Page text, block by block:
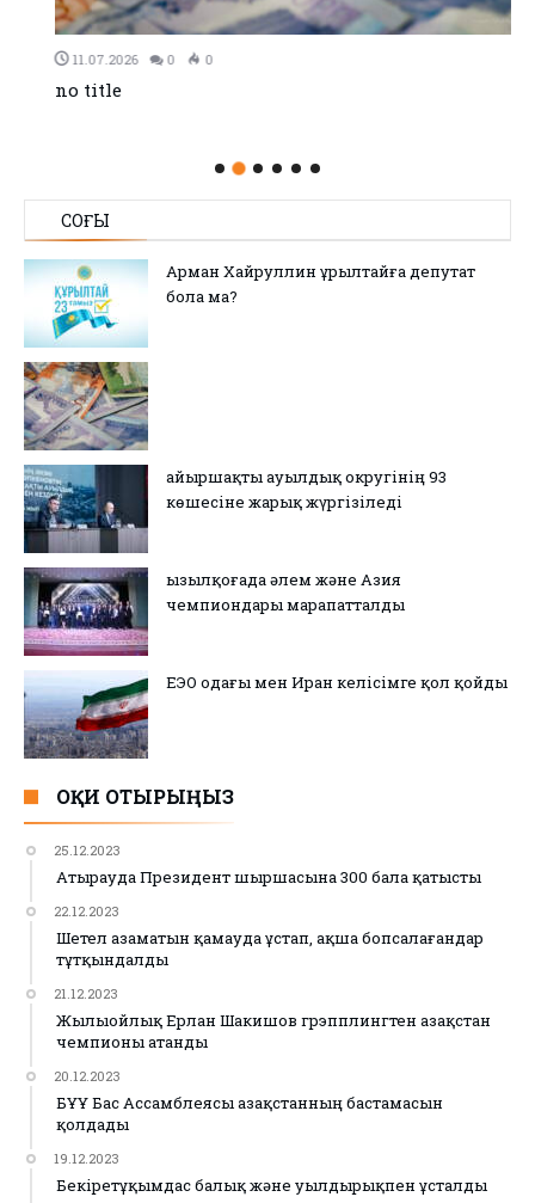
11.07.2026 0
no title
СОҢҒЫ
Арман Хайруллин Құрылтайға депутат
бола ма?
Қайыршақты ауылдық округінің 93
көшесіне жарық жүргізіледі
Қызылқоғада әлем және Азия
чемпиондары марапатталды
ЕЭО одағы мен Иран келісімге қол қойды
ОҚИ ОТЫРЫҢЫЗ
25.12.2023
Атырауда Президент шыршасына 300 бала қатысты
22.12.2023
Шетел азаматын қамауда ұстап, ақша бопсалағандар
тұтқындалды
21.12.2023
Жылыойлық Ерлан Шакишов грэпплингтен Қазақстан
чемпионы атанды
20.12.2023
БҰҰ Бас Ассамблеясы Қазақстанның бастамасын
қолдады
19.12.2023
Бекіретұқымдас балық және уылдырықпен ұсталды